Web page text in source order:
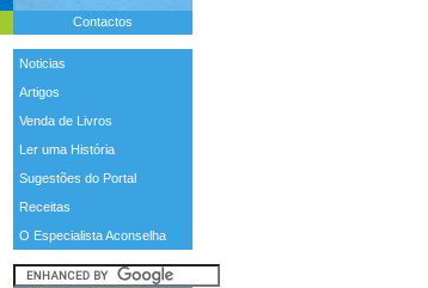
Contactos
Noticias
Artigos
Venda de Livros
Ler uma História
Sugestões do Portal
Receitas
O Especialista Aconselha